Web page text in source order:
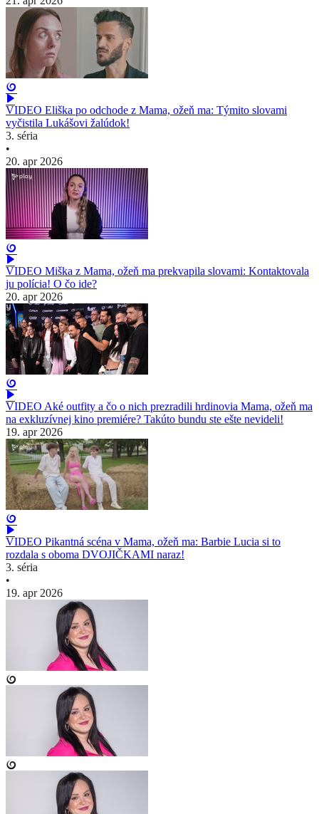
VIDEO Eliška po odchode z Mama, ožeň ma: Týmito slovami
vyčistila Lukášovi žalúdok!
3. séria
•
20. apr 2026
VIDEO Miška z Mama, ožeň ma prekvapila slovami: Kontaktovala
ju polícia! O čo ide?
20. apr 2026
VIDEO Aké outfity a čo o nich prezradili hrdinovia Mama, ožeň ma
na exkluzívnej kino premiére? Takúto bundu ste ešte nevideli!
19. apr 2026
VIDEO Pikantná scéna v Mama, ožeň ma: Barbie Lucia si to
rozdala s oboma DVOJIČKAMI naraz!
3. séria
•
19. apr 2026